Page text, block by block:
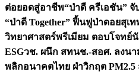
ต่อยอดสู่อาชีพ“ป่าดี ครีเอชัน”
“ป่าดี Together” ฟื้นฟูป่าดอยสุเ
วิทยาศาสตร์พรีเมียม ตอบโจทย์
ESGวช. ผนึก สทนช.-สอศ. ลงน
พลิกอนาคตไทย ฝ่าวิกฤต